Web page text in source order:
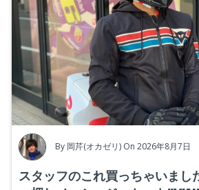
By 岡芹(オカゼリ) On 2026年8月7日
スタッフのこれ買っちゃいまし